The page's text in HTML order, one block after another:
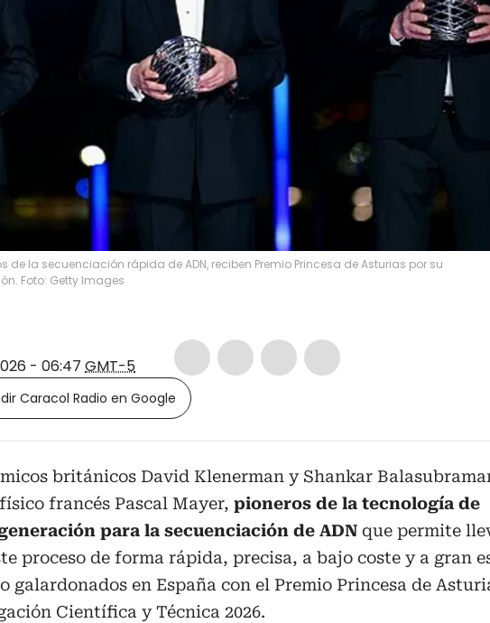
de la secuenciación rápida de ADN, reciben Premio Princesa de Asturias por su
Foto: Getty Images
- 06:47 GMT-5
Caracol Radio en Google
británicos David Klenerman y Shankar
francés Pascal Mayer, pioneros de la tecnología de
para la secuenciación de ADN que permite
proceso de forma rápida, precisa, a bajo coste y a gran
galardonados en España con el Premio Princesa de
Científica y Técnica 2026.